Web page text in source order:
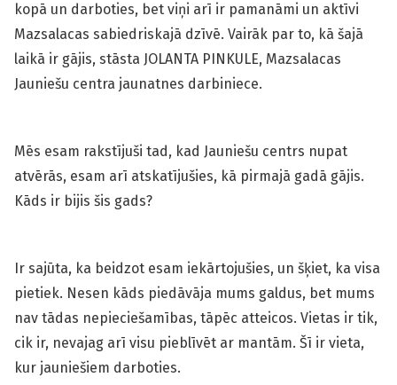
kopā un darboties, bet viņi arī ir pamanāmi un aktīvi
Mazsalacas sabiedriskajā dzīvē. Vairāk par to, kā šajā
laikā ir gājis, stāsta JOLANTA PINKULE, Mazsalacas
Jauniešu centra jaunatnes darbiniece.
Mēs esam rakstījuši tad, kad Jauniešu centrs nupat
atvērās, esam arī atskatījušies, kā pirmajā gadā gājis.
Kāds ir bijis šis gads?
Ir sajūta, ka beidzot esam iekārtojušies, un šķiet, ka visa
pietiek. Nesen kāds piedāvāja mums galdus, bet mums
nav tādas nepieciešamības, tāpēc atteicos. Vietas ir tik,
cik ir, nevajag arī visu pieblīvēt ar mantām. Šī ir vieta,
kur jauniešiem darboties.